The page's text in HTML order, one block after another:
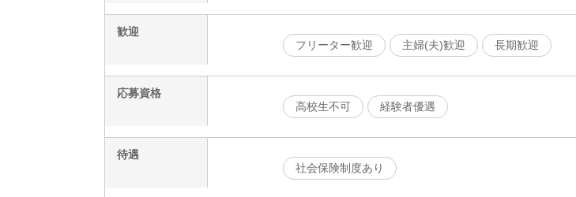
歓迎
フリーター歓迎
主婦(夫)歓迎 長期歓迎
応募資格
高校生不可
経験者優遇
待遇
社会保険制度あり